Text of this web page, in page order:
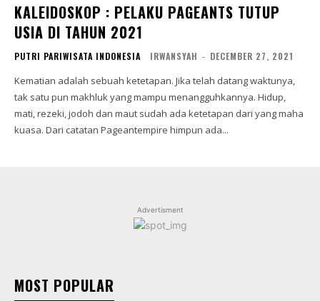
KALEIDOSKOP : PELAKU PAGEANTS TUTUP
USIA DI TAHUN 2021
PUTRI PARIWISATA INDONESIA IRWANSYAH - DECEMBER 27, 2021
Kematian adalah sebuah ketetapan. Jika telah datang waktunya,
tak satu pun makhluk yang mampu menangguhkannya. Hidup,
mati, rezeki, jodoh dan maut sudah ada ketetapan dari yang maha
kuasa. Dari catatan Pageantempire himpun ada...
Advertisment
MOST POPULAR